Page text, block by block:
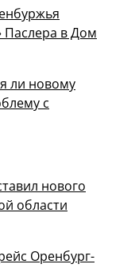
Паслера в Дом
ли новому
с
нового
области
Оренбург-